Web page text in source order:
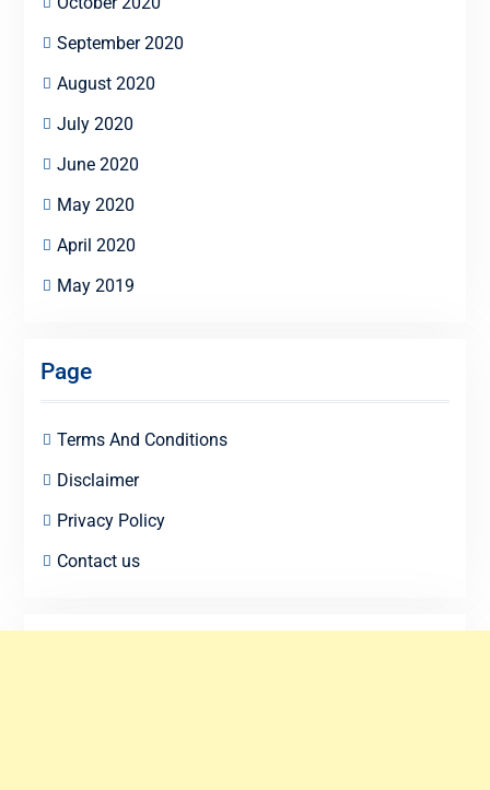
September 2020
August 2020
July 2020
June 2020
May 2020
April 2020
May 2019
Page
Terms And Conditions
Disclaimer
Privacy Policy
Contact us